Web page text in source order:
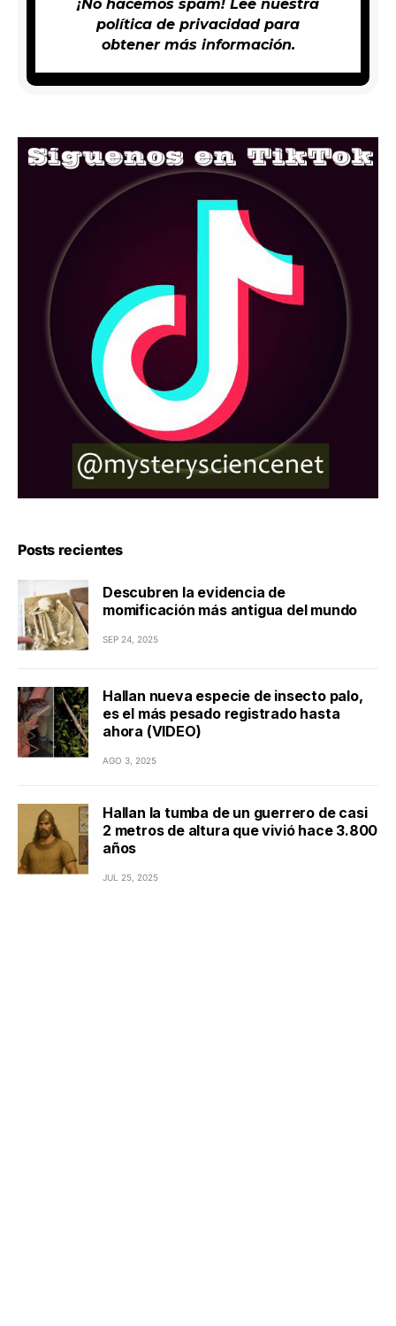
¡No hacemos spam! Lee nuestra
política de privacidadpara
obtener más información.
Posts recientes
Descubren la evidencia de
momificación más antigua del mundo
SEP 24, 2025
Hallan nueva especie de insecto palo,
es el más pesado registrado hasta
ahora (VIDEO)
AGO 3, 2025
Hallan la tumba de un guerrero de casi
2 metros de altura que vivió hace 3.800
años
JUL 25, 2025